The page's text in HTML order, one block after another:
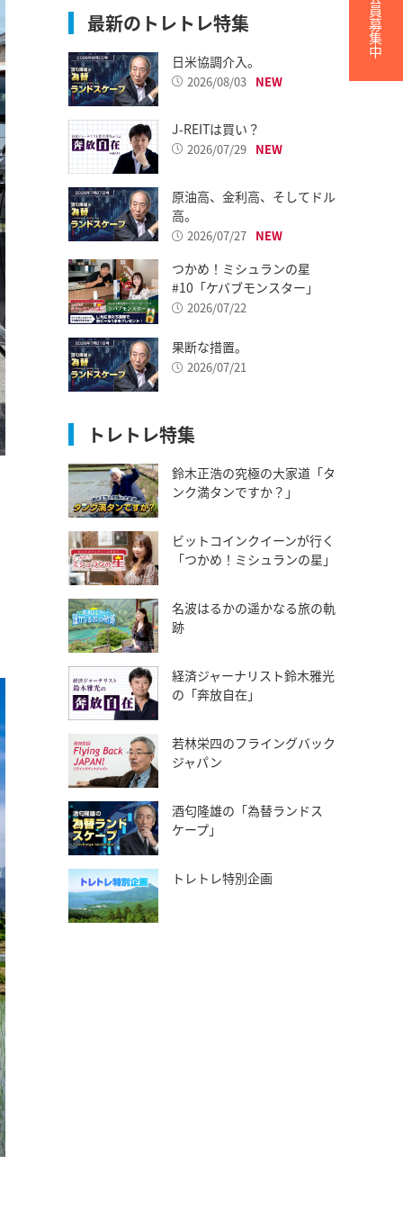
最新のトレトレ特集
日米協調介入。
2026/08/03
J-REITは買い？
2026/07/29
原油高、金利高、そしてドル
高。
2026/07/27
つかめ！ミシュランの星
#10「ケバブモンスター」
2026/07/22
果断な措置。
2026/07/21
トレトレ特集
鈴木正浩の究極の大家道「タ
ンク満タンですか？」
ビットコインクイーンが行く
「つかめ！ミシュランの星」
名波はるかの遥かなる旅の軌
跡
経済ジャーナリスト鈴木雅光
の「奔放自在」
若林栄四のフライングバック
ジャパン
酒匂隆雄の「為替ランドス
ケープ」
トレトレ特別企画